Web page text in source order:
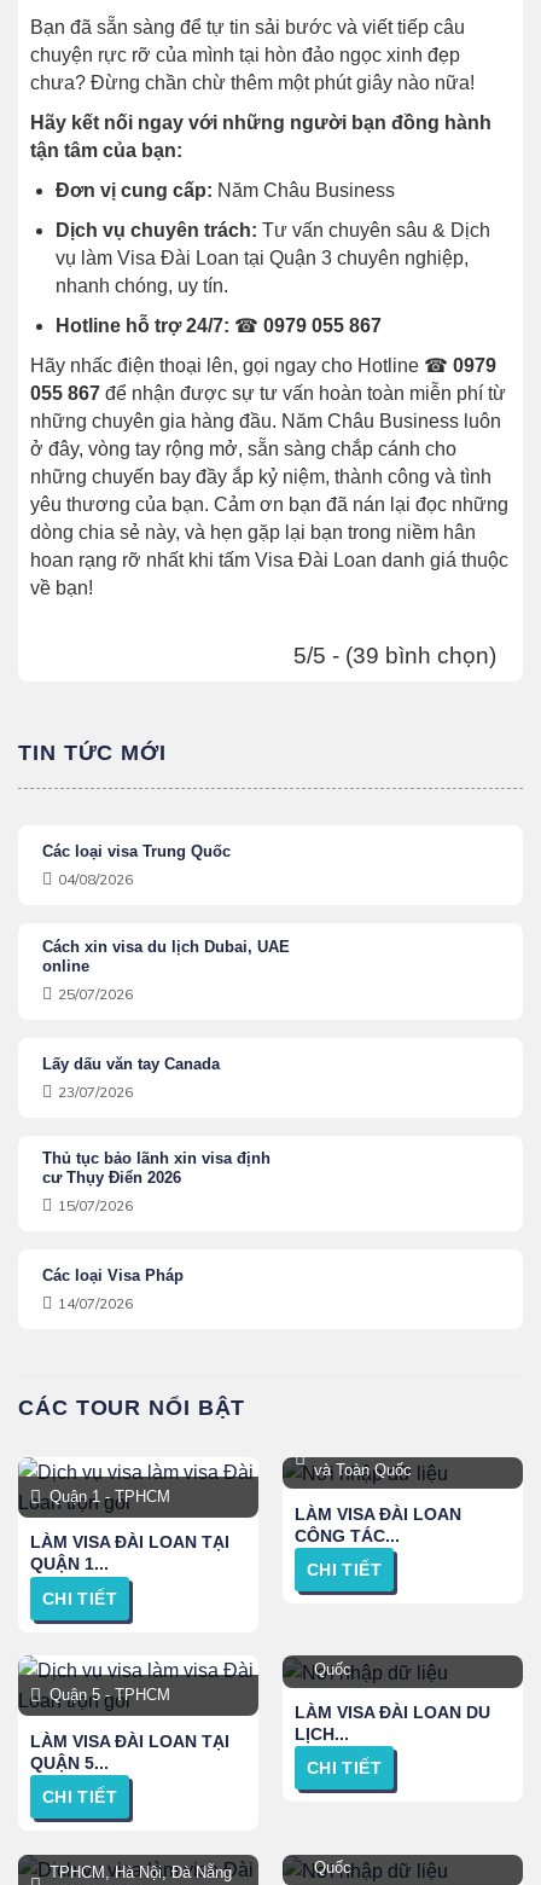
Bạn đã sẵn sàng để tự tin sải bước và viết tiếp câu
chuyện rực rỡ của mình tại hòn đảo ngọc xinh đẹp
chưa? Đừng chần chừ thêm một phút giây nào nữa!
Hãy kết nối ngay với những người bạn đồng hành
tận tâm của bạn:
Đơn vị cung cấp: Năm Châu Business
Dịch vụ chuyên trách: Tư vấn chuyên sâu & Dịch
vụ làm Visa Đài Loan tại Quận 3 chuyên nghiệp,
nhanh chóng, uy tín.
Hotline hỗ trợ 24/7: ☎ 0979 055 867
Hãy nhấc điện thoại lên, gọi ngay cho Hotline ☎ 0979
055 867 để nhận được sự tư vấn hoàn toàn miễn phí từ
những chuyên gia hàng đầu. Năm Châu Business luôn
ở đây, vòng tay rộng mở, sẵn sàng chắp cánh cho
những chuyến bay đầy ắp kỷ niệm, thành công và tình
yêu thương của bạn. Cảm ơn bạn đã nán lại đọc những
dòng chia sẻ này, và hẹn gặp lại bạn trong niềm hân
hoan rạng rỡ nhất khi tấm Visa Đài Loan danh giá thuộc
về bạn!
5/5 - (39 bình chọn)
TIN TỨC MỚI
Các loại visa Trung Quốc
04/08/2026
Cách xin visa du lịch Dubai, UAE
online
25/07/2026
Lấy dấu văn tay Canada
23/07/2026
Thủ tục bảo lãnh xin visa định
cư Thụy Điển 2026
15/07/2026
Các loại Visa Pháp
14/07/2026
CÁC TOUR NỔI BẬT
Quận 1 - TPHCM
LÀM VISA ĐÀI LOAN TẠI
QUẬN 1...
CHI TIẾT
và Toàn Quốc
LÀM VISA ĐÀI LOAN
CÔNG TÁC...
CHI TIẾT
Quận 5 - TPHCM
LÀM VISA ĐÀI LOAN TẠI
QUẬN 5...
CHI TIẾT
Quốc
LÀM VISA ĐÀI LOAN DU
LỊCH...
CHI TIẾT
TPHCM, Hà Nội, Đà Nẵng
Quốc